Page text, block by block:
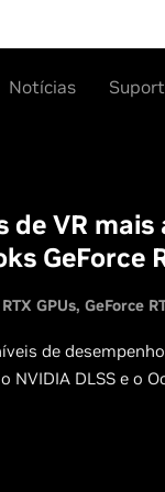
Notícias
de VR
GeForce
GPUs GeForce
de
NVIDIA DLSS e o